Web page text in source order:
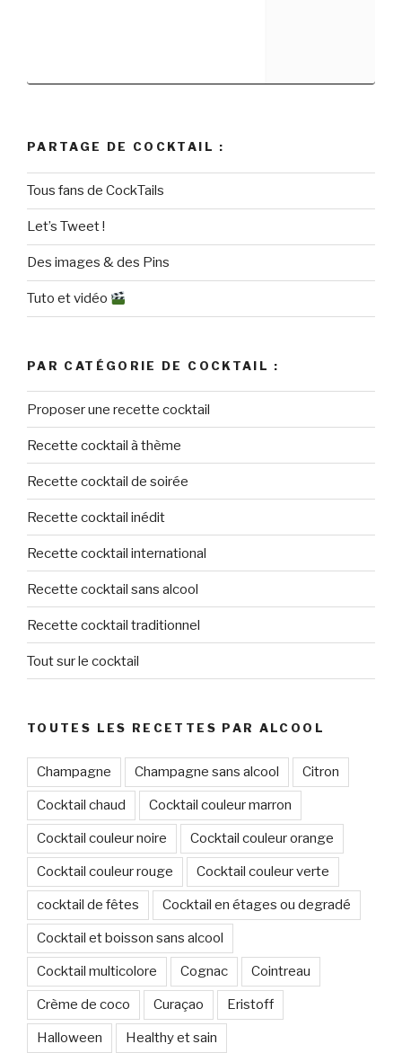
PARTAGE DE COCKTAIL :
Tous fans de CockTails
Let’s Tweet !
Des images & des Pins
Tuto et vidéo
PAR CATÉGORIE DE COCKTAIL :
Proposer une recette cocktail
Recette cocktail à thème
Recette cocktail de soirée
Recette cocktail inédit
Recette cocktail international
Recette cocktail sans alcool
Recette cocktail traditionnel
Tout sur le cocktail
TOUTES LES RECETTES PAR ALCOOL
Champagne Champagne sans alcool Citron
Cocktail chaud Cocktail couleur marron
Cocktail couleur noire Cocktail couleur orange
Cocktail couleur rouge Cocktail couleur verte
cocktail de fêtes Cocktail en étages ou degradé
Cocktail et boisson sans alcool
Cocktail multicolore Cognac Cointreau
Crème de coco Curaçao Eristoff
Halloween Healthy et sain